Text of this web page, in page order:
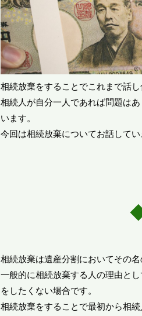
相続放棄をすることでこれまで話
相続人が自分一人であれば問題は
います。
今回は相続放棄についてお話してい
相続放棄は遺産分割においてその
一般的に相続放棄する人の理由と
をしたくない場合です。
相続放棄をすることで最初から相